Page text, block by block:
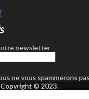
newsletter
ne vous spammerons
© 2023.